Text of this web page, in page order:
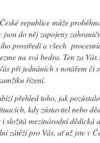
republice může
do něj zapojeny
prostředí a všech
na svá bedra. Ten za
při jednáních s notářem či
řízení.
přehled toho, jak
kdy zůstavitel nebo
složitá mezinárodní dědická
zátěží pro Vás, ať už jste v